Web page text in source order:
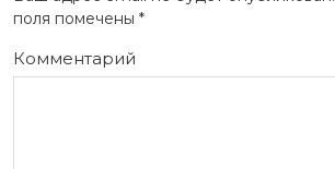
поля помечены *
Комментарий